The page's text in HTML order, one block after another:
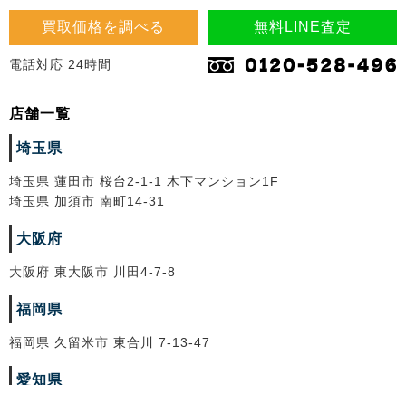
買取価格を調べる 無料LINE査定
電話対応 24時間
店舗一覧
埼玉県
埼玉県 蓮田市 桜台2-1-1 木下マンション1F
埼玉県 加須市 南町14-31
大阪府
大阪府 東大阪市 川田4-7-8
福岡県
福岡県 久留米市 東合川 7-13-47
愛知県